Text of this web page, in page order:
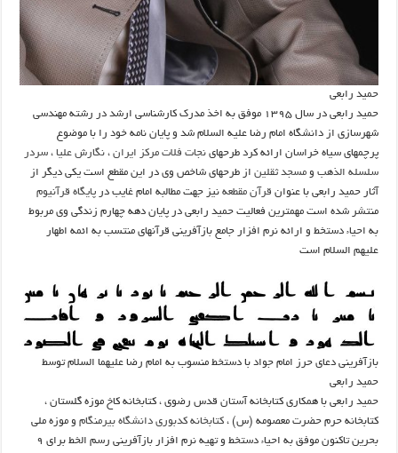
حمید رابعی
حمید رابعی در سال ۱۳۹۵ موفق به اخذ مدرک کارشناسی ارشد در رشته مهندسی
شهرسازی از دانشگاه امام رضا علیه السلام شد و پایان نامه خود را با موضوع
پرچمهای سیاه خراسان ارائه کرد طرحهای نجات فلات مرکز ایران،نگارش علیا،سردر
سلسله الذهب ومسجد ثقلین از طرحهای شاخص وی در این مقطع است یکی دیگر از
آثار حمید رابعی با عنوان قرآن مقطعه نیز جهت مطالبه امام غایب درپایگاه قرآنیوم
منتشر شده است مهمترین فعالیت حمید رابعی در پایان دهه چهارم زندگی وی مربوط
به احیاء دستخط و ارائه نرم افزار جامع بازآفرینی قرآنهای منتسب به ائمه اطهار
علیهم السلام است
بازآفرینی دعای حرز امام جواد با دستخط منسوب به امام رضا علیهما السلام توسط
حمید رابعی
حمید رابعی با همکاری کتابخانه آستان قدس رضوی ، کتابخانه کاخ موزه گلستان ،
کتابخانه حرم حضرت معصومه (س) ،کتابخانه کدبوری دانشگاه بیرمنگام و موزه ملی
بحرین تاکنون موفق به احیاء دستخط و تهیه نرم افزار بازآفرینی رسم الخط برای ۹